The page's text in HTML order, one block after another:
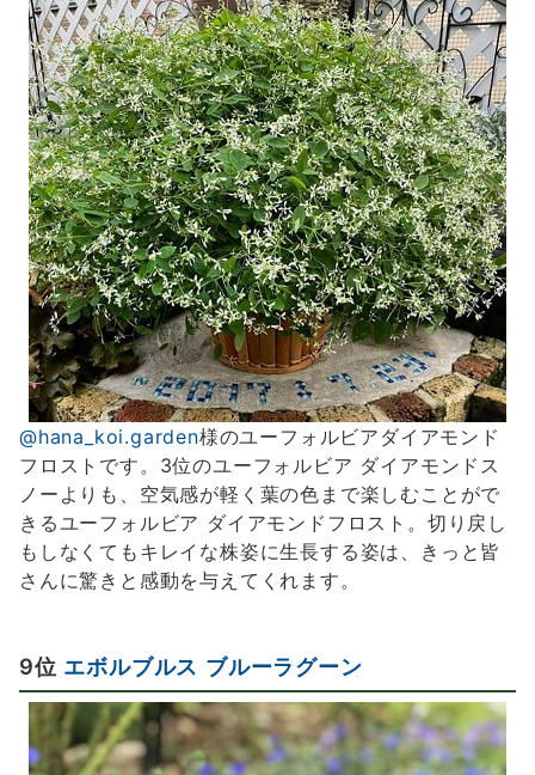
@hana_koi.garden様のユーフォルビアダイアモンド
フロストです。3位のユーフォルビア ダイアモンドス
ノーよりも、空気感が軽く葉の色まで楽しむことがで
きるユーフォルビア ダイアモンドフロスト。切り戻し
もしなくてもキレイな株姿に生長する姿は、きっと皆
さんに驚きと感動を与えてくれます。
9位 エボルブルス ブルーラグーン